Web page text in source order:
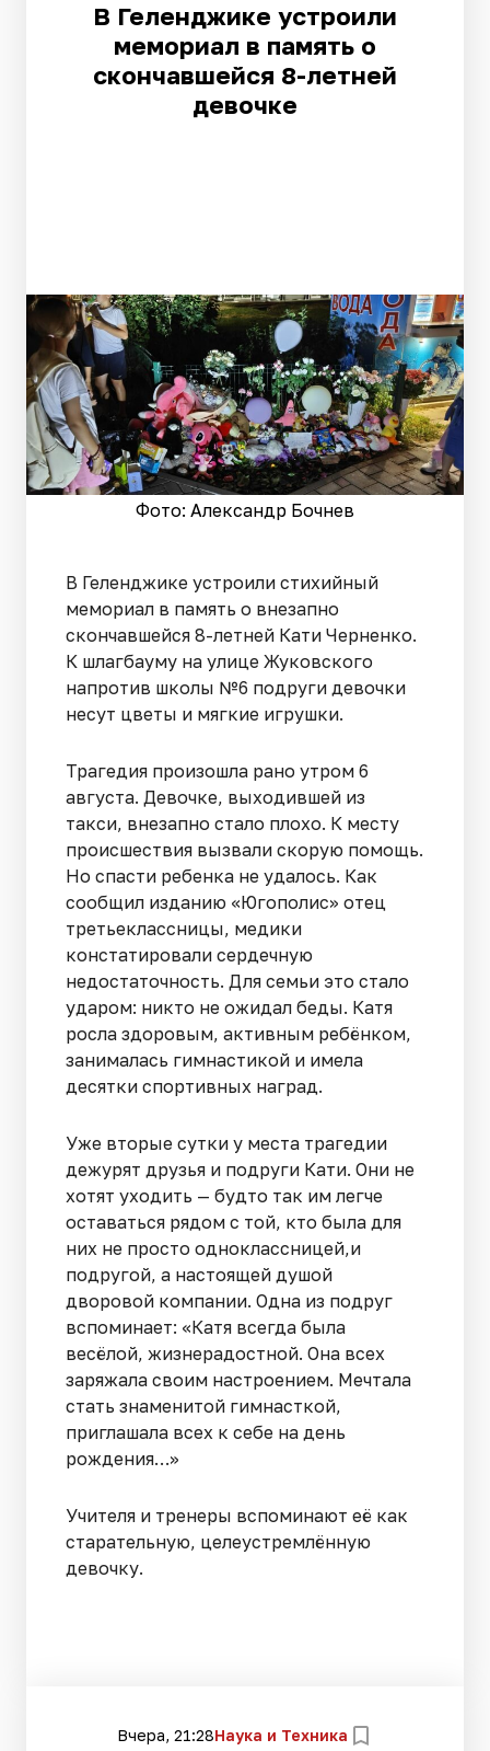
В Геленджике устроили
мемориал в память о
скончавшейся 8-летней
девочке
Фото: Александр Бочнев
В Геленджике устроили стихийный
мемориал в память о внезапно
скончавшейся 8-летней Кати Черненко.
К шлагбауму на улице Жуковского
напротив школы №6 подруги девочки
несут цветы и мягкие игрушки.
Трагедия произошла рано утром 6
августа. Девочке, выходившей из
такси, внезапно стало плохо. К месту
происшествия вызвали скорую помощь.
Но спасти ребенка не удалось. Как
сообщил изданию «Югополис» отец
третьеклассницы, медики
констатировали сердечную
недостаточность. Для семьи это стало
ударом: никто не ожидал беды. Катя
росла здоровым, активным ребёнком,
занималась гимнастикой и имела
десятки спортивных наград.
Уже вторые сутки у места трагедии
дежурят друзья и подруги Кати. Они не
хотят уходить — будто так им легче
оставаться рядом с той, кто была для
них не просто одноклассницей,и
подругой, а настоящей душой
дворовой компании. Одна из подруг
вспоминает: «Катя всегда была
весёлой, жизнерадостной. Она всех
заряжала своим настроением. Мечтала
стать знаменитой гимнасткой,
приглашала всех к себе на день
рождения…»
Учителя и тренеры вспоминают её как
старательную, целеустремлённую
девочку.
Вчера, 21:28Наука и Техника